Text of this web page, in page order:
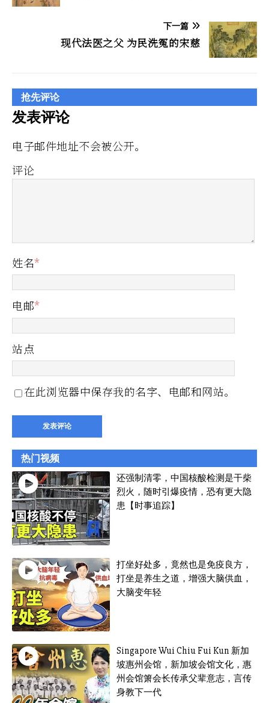
下一篇
现代法医之父 为民洗冤的宋慈
抢先评论
发表评论
电子邮件地址不会被公开。
评论
姓名*
电邮*
站点
在此浏览器中保存我的名字、电邮和网站。
热门视频
还强制清零，中国核酸检测是干柴
烈火，随时引爆疫情，恐有更大隐
患【时事追踪】
打坐好处多，竟然也是免疫良方，
打坐是养生之道，增强大脑供血，
大脑变年轻
Singapore Wui Chiu Fui Kun 新加
坡惠州会馆，新加坡会馆文化，惠
州会馆箫会长传承父辈意志，言传
身教下一代